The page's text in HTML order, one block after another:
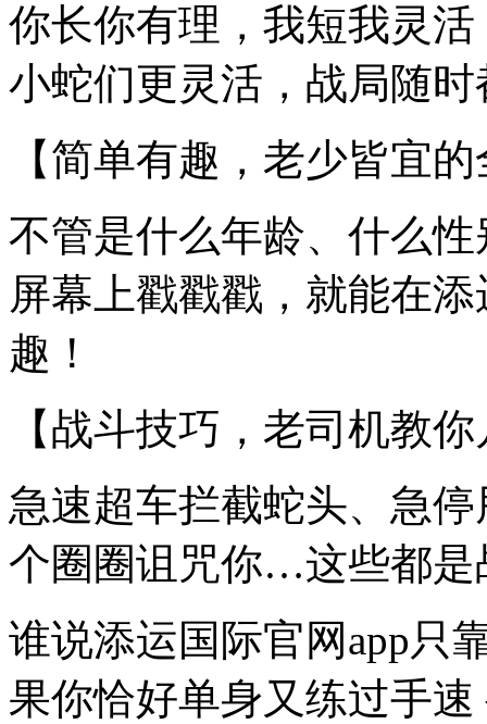
你长你有理，我短我灵
小蛇们更灵活，战局随
【简单有趣，老少皆宜
不管是什么年龄、什么
屏幕上戳戳戳，就能在
趣！
【战斗技巧，老司机教
急速超车拦截蛇头、急
个圈圈诅咒你…这些都是
谁说添运国际官网app只
果你恰好单身又练过手